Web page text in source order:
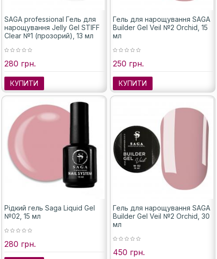
SAGA professional Гель для
нарощування Jelly Gel STIFF
Clear №1 (прозорий), 13 мл
280 грн.
КУПИТИ
Гель для нарощування SAGA
Builder Gel Veil №2 Orchid, 15
мл
250 грн.
КУПИТИ
Рідкий гель Saga Liquid Gel
№02, 15 мл
280 грн.
Гель для нарощування SAGA
Builder Gel Veil №2 Orchid, 30
мл
450 грн.